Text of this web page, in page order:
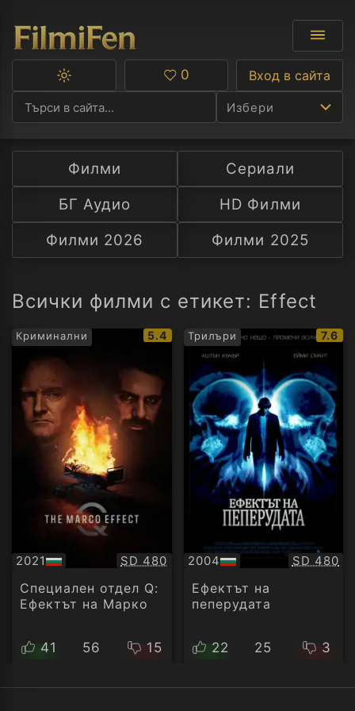
Избери
Ф
С
А
Превключване
тъмна
тема
Любими
0 Вход в сайта
Филми
Сериали
БГ Аудио
HD Филми
Филми 2026
Филми 2025
Всички филми с етикет: Effect
Криминални
IMDb
рейтинг:
5.4
2021
БГ
аудио
Качество:
SD 480
Специален отдел Q:
Ефектът на Марко
41 56 15
Трилъри
IMDb
7.6
2004
БГ
аудио
SD 480
Ефектът на
пеперудата
22 25 3